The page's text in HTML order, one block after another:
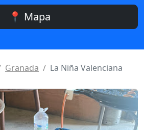
📍 Mapa
Granada La Niña Valenciana